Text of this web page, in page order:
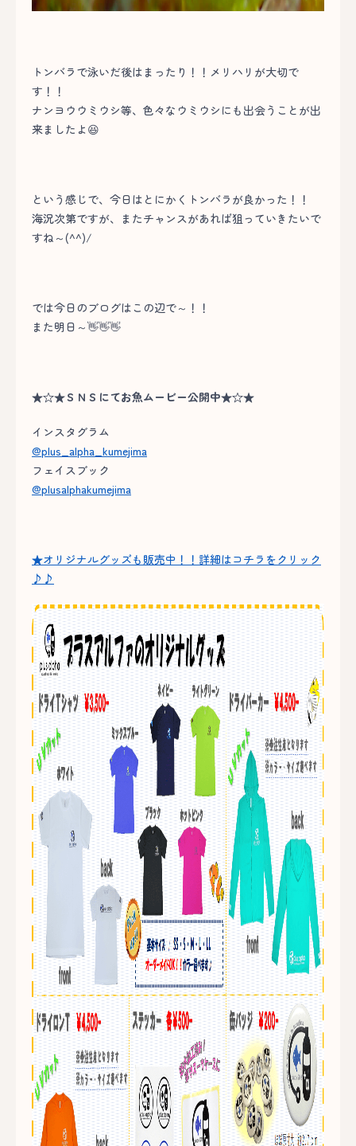
トンバラで泳いだ後はまったり！！メリハリが大切で
す！！
ナンヨウウミウシ等、色々なウミウシにも出会うことが出
来ましたよ😆
という感じで、今日はとにかくトンバラが良かった！！
海況次第ですが、またチャンスがあれば狙っていきたいで
すね～(^^)/
では今日のブログはこの辺で～！！
また明日～👋👋👋
★☆★ＳＮＳにてお魚ムービー公開中★☆★
インスタグラム
@plus_alpha_kumejima
フェイスブック
@plusalphakumejima
★オリジナルグッズも販売中！！詳細はコチラをクリック
♪♪